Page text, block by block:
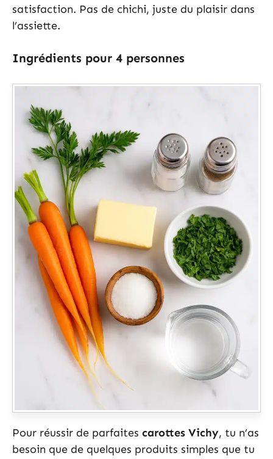
satisfaction. Pas de chichi, juste du plaisir dans
l’assiette.
Ingrédients pour 4 personnes
Pour réussir de parfaites carottes Vichy, tu n’as
besoin que de quelques produits simples que tu